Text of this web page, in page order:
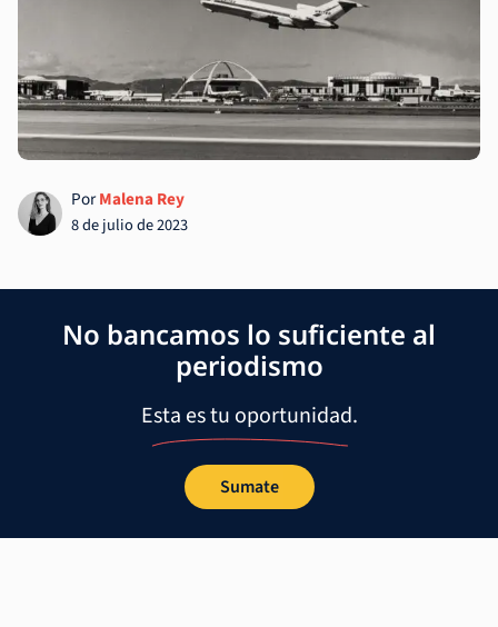
PorMalena Rey
8 de julio de 2023
No bancamos lo suficiente al
periodismo
Esta es tu oportunidad.
Sumate